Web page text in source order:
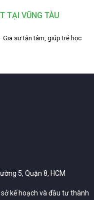
TẠI VŨNG TÀU
Gia sư tận tâm, giúp trẻ học
5, Quận 8, HCM
kế hoạch và đầu tư thành